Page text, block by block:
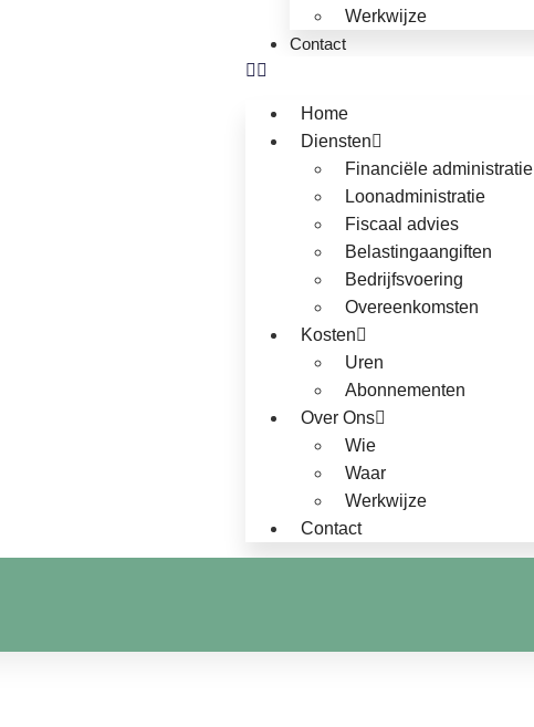
Werkwijze
Contact
Home
Diensten
Financiële administratie
Loonadministratie
Fiscaal advies
Belastingaangiften
Bedrijfsvoering
Overeenkomsten
Kosten
Uren
Abonnementen
Over Ons
Wie
Waar
Werkwijze
Contact